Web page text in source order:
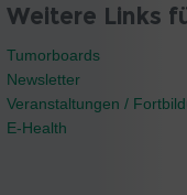
Weitere Links
Tumorboards
Newsletter
Veranstaltungen /
E-Health